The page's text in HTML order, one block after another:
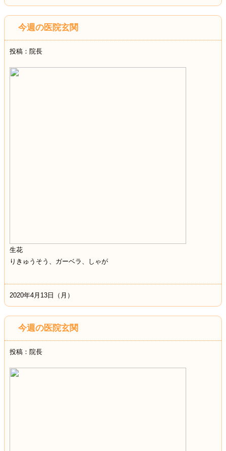
今週の医院玄関
投稿：院長
生花
りきゅうそう、ガーベラ、しゃが
2020年4月13日（月）
今週の医院玄関
投稿：院長